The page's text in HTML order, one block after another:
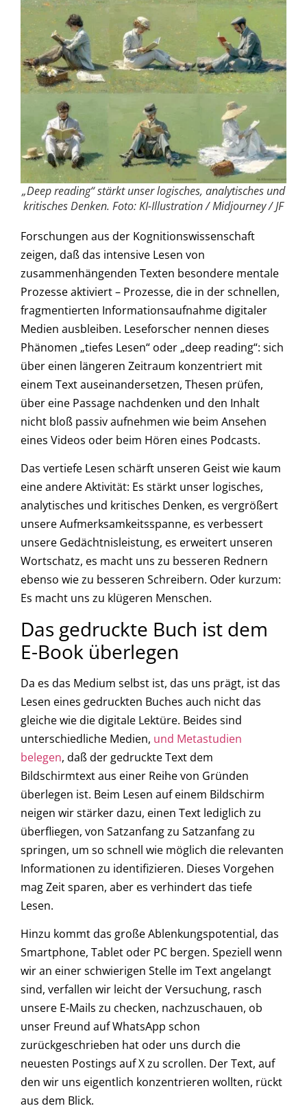
„Deep reading“ stärkt unser logisches, analytisches und
kritisches Denken. Foto: KI-Illustration / Midjourney / JF
Forschungen aus der Kognitionswissenschaft
zeigen, daß das intensive Lesen von
zusammenhängenden Texten besondere mentale
Prozesse aktiviert – Prozesse, die in der schnellen,
fragmentierten Informationsaufnahme digitaler
Medien ausbleiben. Leseforscher nennen dieses
Phänomen „tiefes Lesen“ oder „deep reading“: sich
über einen längeren Zeitraum konzentriert mit
einem Text auseinandersetzen, Thesen prüfen,
über eine Passage nachdenken und den Inhalt
nicht bloß passiv aufnehmen wie beim Ansehen
eines Videos oder beim Hören eines Podcasts.
Das vertiefe Lesen schärft unseren Geist wie kaum
eine andere Aktivität: Es stärkt unser logisches,
analytisches und kritisches Denken, es vergrößert
unsere Aufmerksamkeitsspanne, es verbessert
unsere Gedächtnisleistung, es erweitert unseren
Wortschatz, es macht uns zu besseren Rednern
ebenso wie zu besseren Schreibern. Oder kurzum:
Es macht uns zu klügeren Menschen.
Das gedruckte Buch ist dem
E-Book überlegen
Da es das Medium selbst ist, das uns prägt, ist das
Lesen eines gedruckten Buches auch nicht das
gleiche wie die digitale Lektüre. Beides sind
unterschiedliche Medien, und Metastudien
belegen, daß der gedruckte Text dem
Bildschirmtext aus einer Reihe von Gründen
überlegen ist. Beim Lesen auf einem Bildschirm
neigen wir stärker dazu, einen Text lediglich zu
überfliegen, von Satzanfang zu Satzanfang zu
springen, um so schnell wie möglich die relevanten
Informationen zu identifizieren. Dieses Vorgehen
mag Zeit sparen, aber es verhindert das tiefe
Lesen.
Hinzu kommt das große Ablenkungspotential, das
Smartphone, Tablet oder PC bergen. Speziell wenn
wir an einer schwierigen Stelle im Text angelangt
sind, verfallen wir leicht der Versuchung, rasch
unsere E-Mails zu checken, nachzuschauen, ob
unser Freund auf WhatsApp schon
zurückgeschrieben hat oder uns durch die
neuesten Postings auf X zu scrollen. Der Text, auf
den wir uns eigentlich konzentrieren wollten, rückt
aus dem Blick.